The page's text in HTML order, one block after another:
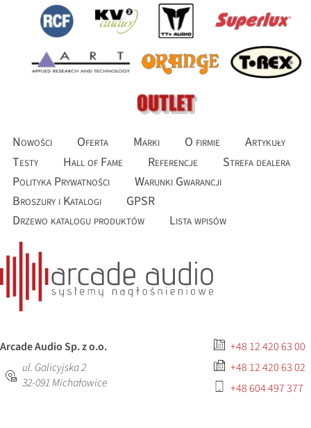
Nowości Oferta Marki O firmie
Artykuły
Testy
Hall of Fame Referencje
Strefa dealera
Polityka Prywatności
Warunki Gwarancji
Broszury i Katalogi
GPSR
Drzewo katalogu produktów
Lista wpisów
Arcade Audio Sp. z o.o.
ul. Galicyjska 2
32-091Michałowice
+48 12 420 63 00
+48 12 420 63 02
+48 604 497 377